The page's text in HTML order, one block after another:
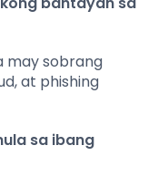
may sobrang
at phishing
sa ibang